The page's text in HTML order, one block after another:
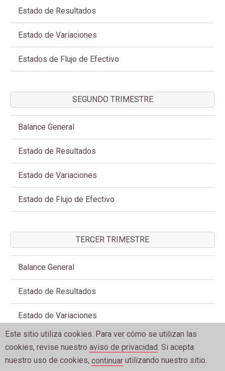
Este sitio utiliza cookies. Para ver cómo se utilizan las
cookies, revise nuestro aviso de privacidad. Si acepta
nuestro uso de cookies,
utilizando nuestro sitio.
Estado de Resultados
Estado de Variaciones
Estados de Flujo de Efectivo
SEGUNDO TRIMESTRE
Balance General
Estado de Resultados
Estado de Variaciones
Estado de Flujo de Efectivo
TERCER TRIMESTRE
Balance General
Estado de Resultados
Estado de Variaciones
Estado de Flujo de Efectivo